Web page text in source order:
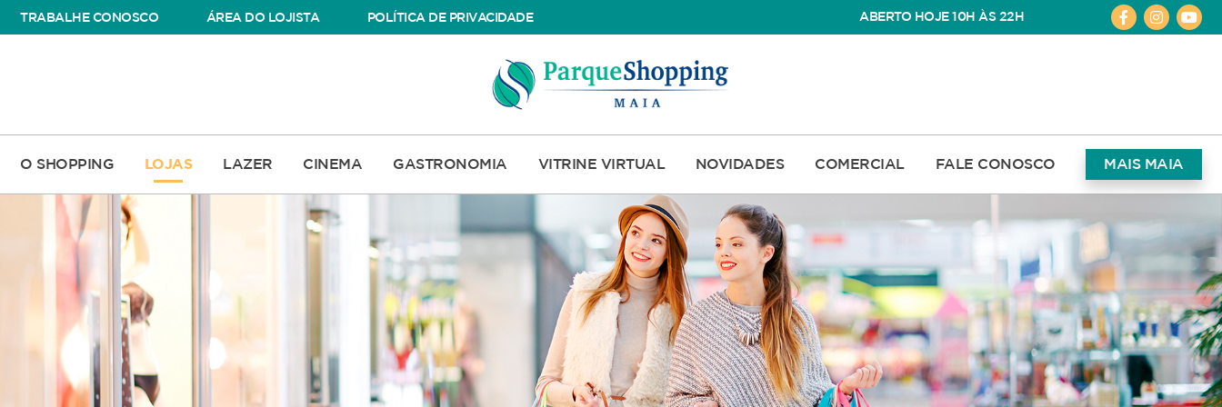
TRABALHE CONOSCO ÁREA DO LOJISTA POLÍTICA DE PRIVACIDADE ABERTO HOJE 10H ÀS 22H
O SHOPPING LOJAS LAZER CINEMA GASTRONOMIA VITRINE VIRTUAL NOVIDADES COMERCIAL FALE CONOSCO MAIS MAIA